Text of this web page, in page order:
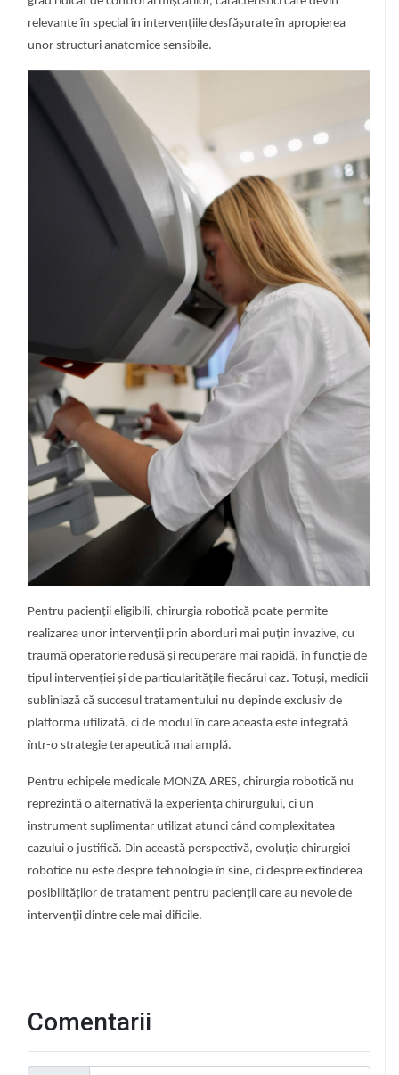
relevante în special în intervențiile desfășurate în apropierea
unor structuri anatomice sensibile.
Pentru pacienții eligibili, chirurgia robotică poate permite
realizarea unor intervenții prin aborduri mai puțin invazive, cu
traumă operatorie redusă și recuperare mai rapidă, în funcție de
tipul intervenției și de particularitățile fiecărui caz. Totuși, medicii
subliniază că succesul tratamentului nu depinde exclusiv de
platforma utilizată, ci de modul în care aceasta este integrată
într-o strategie terapeutică mai amplă.
Pentru echipele medicale MONZA ARES, chirurgia robotică nu
reprezintă o alternativă la experiența chirurgului, ci un
instrument suplimentar utilizat atunci când complexitatea
cazului o justifică. Din această perspectivă, evoluția chirurgiei
robotice nu este despre tehnologie în sine, ci despre extinderea
posibilităților de tratament pentru pacienții care au nevoie de
intervenții dintre cele mai dificile.
Comentarii